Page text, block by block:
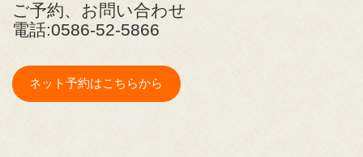
ご予約、お問い合わせ
電話:0586-52-5866
ネット予約はこちらから